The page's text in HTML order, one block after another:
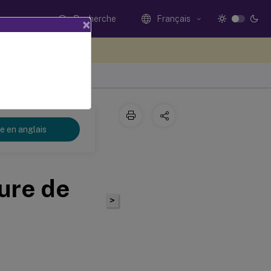
Recherche Français
en anglais
de
>
×